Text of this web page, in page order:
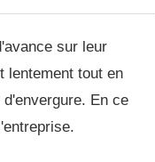
sur leur
lentement tout en
En ce